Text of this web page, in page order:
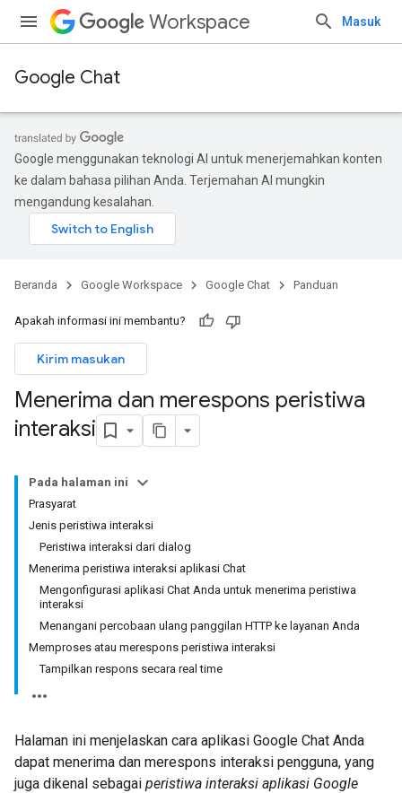
Workspace Masuk
Google Chat
Google menggunakan teknologi AI untuk menerjemahkan konten
ke dalam bahasa pilihan Anda. Terjemahan AI mungkin
mengandung kesalahan.
Beranda Google Workspace Google Chat Panduan
Apakah informasi ini membantu?
Kirim masukan
Menerima dan merespons peristiwa
interaksi
Pada halaman ini
Prasyarat
Jenis peristiwa interaksi
Peristiwa interaksi dari dialog
Menerima peristiwa interaksi aplikasi Chat
Mengonfigurasi aplikasi Chat Anda untuk menerima peristiwa
interaksi
Menangani percobaan ulang panggilan HTTP ke layanan Anda
Memproses atau merespons peristiwa interaksi
Tampilkan respons secara real time
Halaman ini menjelaskan cara aplikasi Google Chat Anda
dapat menerima dan merespons interaksi pengguna, yang
juga dikenal sebagai peristiwa interaksi aplikasi Google